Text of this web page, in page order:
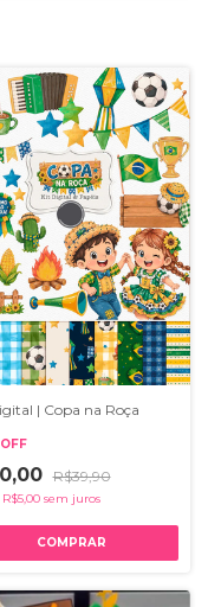
| Copa na Roça
OFF
R$39,90
R$5,00 sem juros